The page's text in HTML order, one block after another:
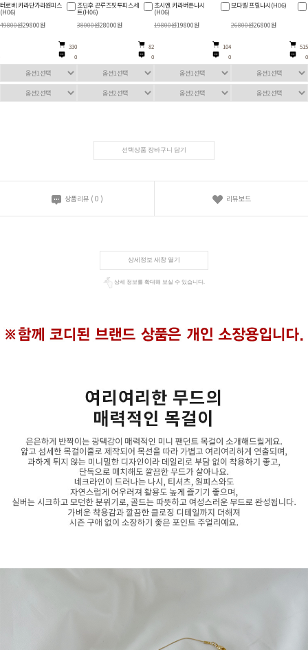
터로베 카라단가라원피스
(H06)
49800원29800원
330
0
조딘후 끈루즈핏투피스세
트(H06)
38000원28000원
82
0
초시엔 카라버튼나시
(H06)
19800원19800원
104
0
보다멜 프릴나시(H06)
26800원26800원
515
0
선택상품 장바구니 담기
상품리뷰 ( 0 ) 리뷰보드
상세정보 새창 열기
상세 정보를 확대해 보실 수 있습니다.